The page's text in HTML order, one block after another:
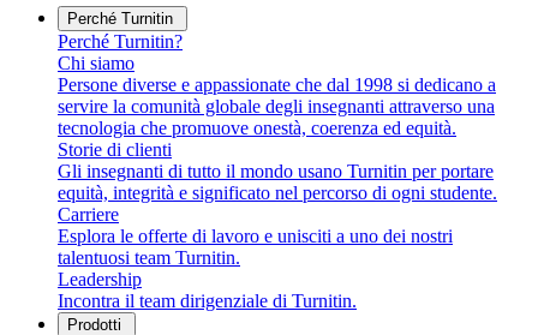
Perché Turnitin
Perché Turnitin?
Chi siamo
Persone diverse e appassionate che dal 1998 si dedicano a
servire la comunità globale degli insegnanti attraverso una
tecnologia che promuove onestà, coerenza ed equità.
Storie di clienti
Gli insegnanti di tutto il mondo usano Turnitin per portare
equità, integrità e significato nel percorso di ogni studente.
Carriere
Esplora le offerte di lavoro e unisciti a uno dei nostri
talentuosi team Turnitin.
Leadership
Incontra il team dirigenziale di Turnitin.
Prodotti